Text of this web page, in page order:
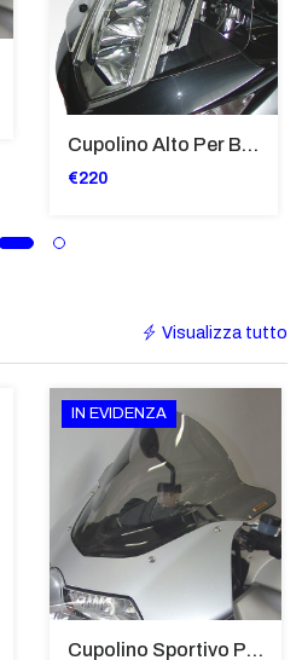
Cupolino Alto Per Bmw R 1200 St 2004 - 2007 TRASPARENTE - Sc950-T
€220
Visualizza tutto
IN EVIDENZA
Cupolino Sportivo Per Bmw K 1200 R Sport 2005-07 TRASPARENTE - Sc967-T